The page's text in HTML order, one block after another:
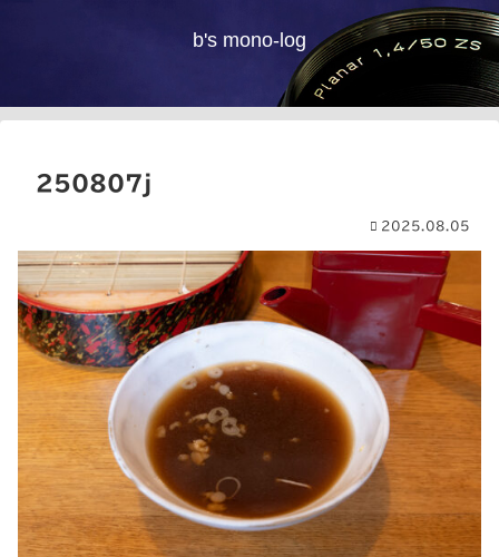
b's mono-log
250807j
2025.08.05